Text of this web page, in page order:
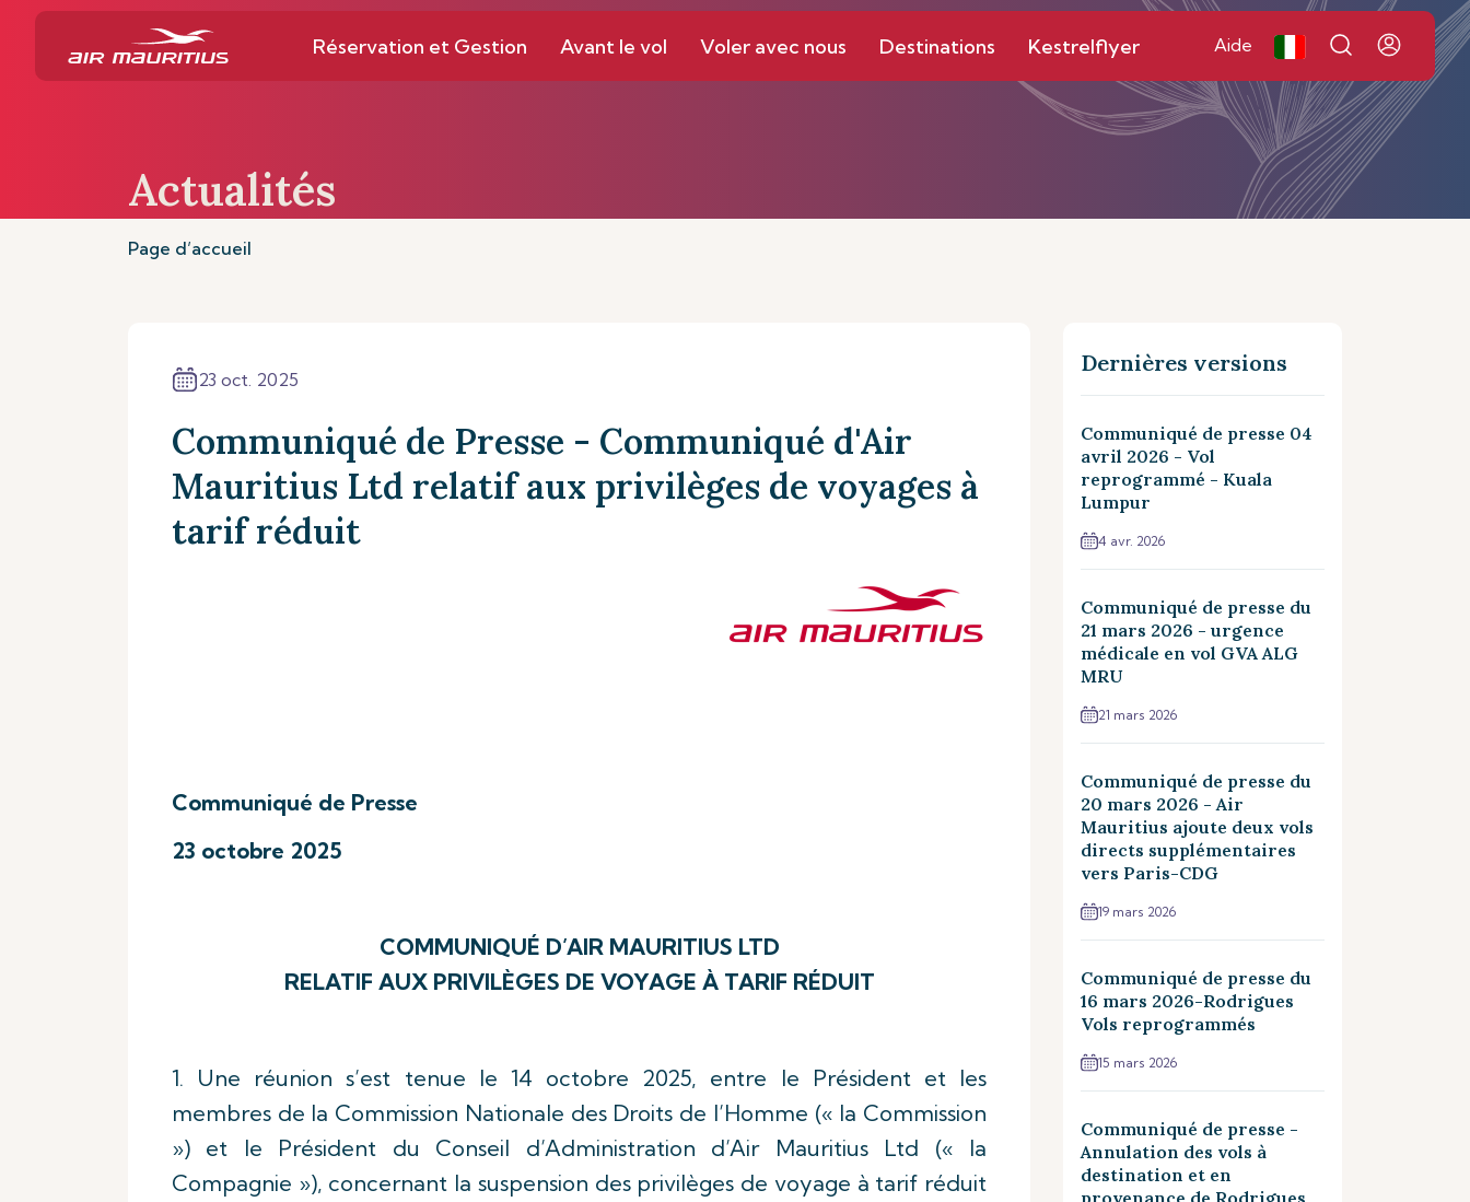
Réservation et Gestion Avant le vol Voler avec nous Destinations Kestrelflyer Aide
Actualités
Page d’accueil
23 oct. 2025
Communiqué de Presse - Communiqué d'Air
Mauritius Ltd relatif aux privilèges de voyages à
tarif réduit
Communiqué de Presse
23 octobre 2025
COMMUNIQUÉ D’AIR MAURITIUS LTD
RELATIF AUX PRIVILÈGES DE VOYAGE À TARIF RÉDUIT
1. Une réunion s’est tenue le 14 octobre 2025, entre le Président et les
membres de la Commission Nationale des Droits de l’Homme (« la Commission
») et le Président du Conseil d’Administration d’Air Mauritius Ltd (« la
Compagnie »), concernant la suspension des privilèges de voyage à tarif réduit
Dernières versions
Communiqué de presse 04
avril 2026 - Vol
reprogrammé - Kuala
Lumpur
4 avr. 2026
Communiqué de presse du
21 mars 2026 - urgence
médicale en vol GVA ALG
MRU
21 mars 2026
Communiqué de presse du
20 mars 2026 - Air
Mauritius ajoute deux vols
directs supplémentaires
vers Paris-CDG
19 mars 2026
Communiqué de presse du
16 mars 2026-Rodrigues
Vols reprogrammés
15 mars 2026
Communiqué de presse -
Annulation des vols à
destination et en
provenance de Rodrigues